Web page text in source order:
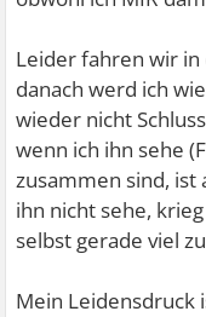
Leider fahren wir
danach werd ich
wieder nicht
wenn ich ihn sehe
zusammen sind, ist
ihn nicht sehe,
selbst gerade viel
Mein Leidensdruck